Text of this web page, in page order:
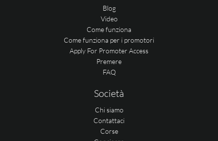
Blog
Video
Come funziona
Come funziona per i promotori
Apply For Promoter Access
Premere
FAQ
Società
Chi siamo
Contattaci
Corse